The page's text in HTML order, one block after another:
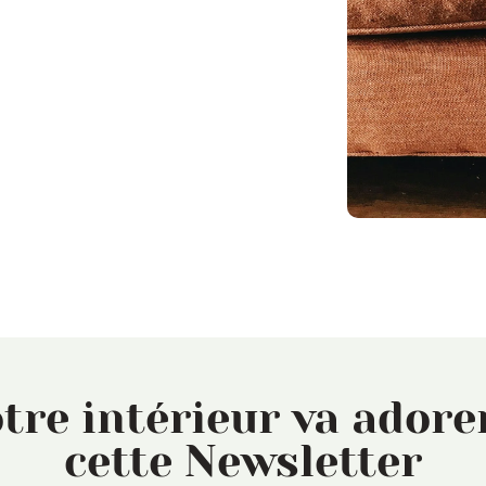
intérieur va
cette Newsletter